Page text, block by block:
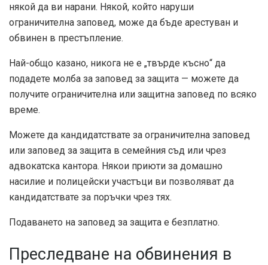
някой да ви нарани. Някой, който наруши
ограничителна заповед, може да бъде арестуван и
обвинен в престъпление.
Най-общо казано, никога не е „твърде късно“ да
подадете молба за заповед за защита — можете да
получите ограничителна или защитна заповед по всяко
време.
Можете да кандидатствате за ограничителна заповед
или заповед за защита в семейния съд или чрез
адвокатска кантора. Някои приюти за домашно
насилие и полицейски участъци ви позволяват да
кандидатствате за поръчки чрез тях.
Подаването на заповед за защита е безплатно.
Преследване на обвинения в